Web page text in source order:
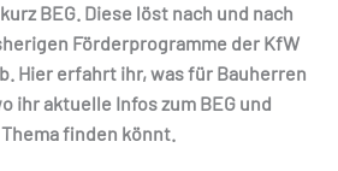
BEG. Diese löst nach und nach
Förderprogramme der KfW
Hier erfahrt ihr, was für Bauherren
ihr aktuelle Infos zum BEG und
finden könnt.